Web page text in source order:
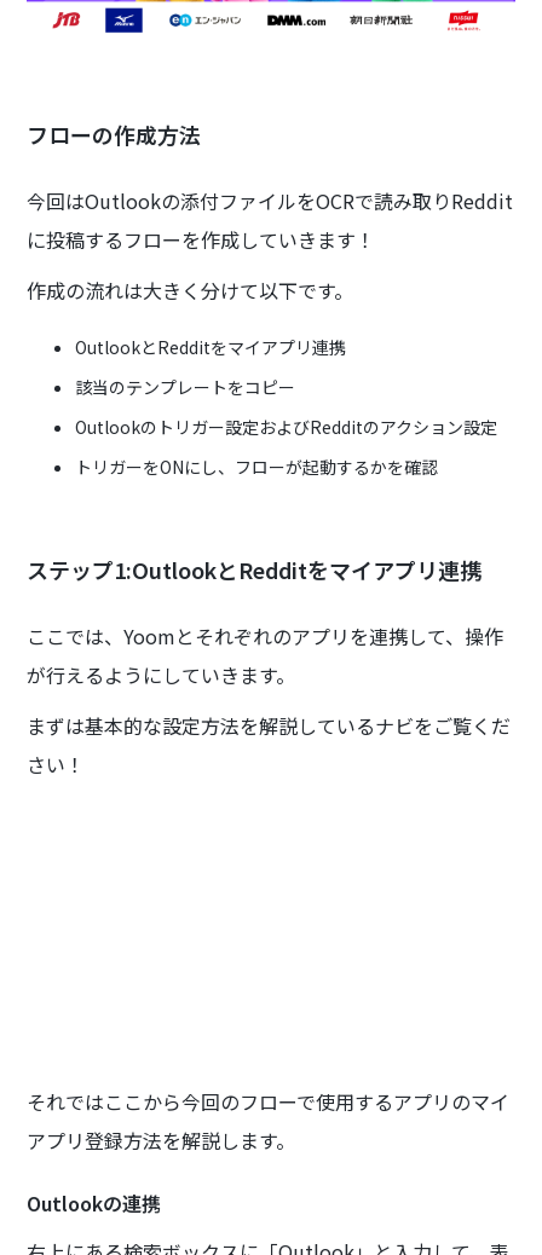
フローの作成方法
今回はOutlookの添付ファイルをOCRで読み取りReddit
に投稿するフローを作成していきます！
作成の流れは大きく分けて以下です。
OutlookとRedditをマイアプリ連携
該当のテンプレートをコピー
Outlookのトリガー設定およびRedditのアクション設定
トリガーをONにし、フローが起動するかを確認
ステップ1:OutlookとRedditをマイアプリ連携
ここでは、Yoomとそれぞれのアプリを連携して、操作
が行えるようにしていきます。
まずは基本的な設定方法を解説しているナビをご覧くだ
さい！
それではここから今回のフローで使用するアプリのマイ
アプリ登録方法を解説します。
Outlookの連携